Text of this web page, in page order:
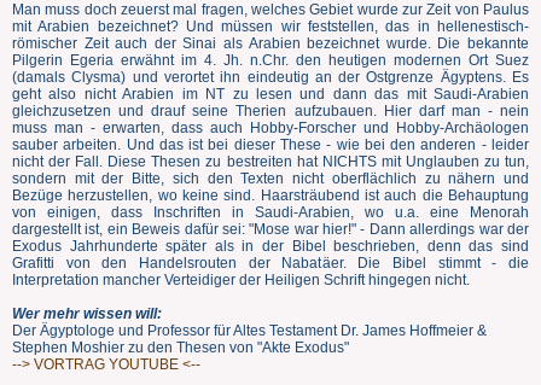
Man muss doch zeuerst mal fragen, welches Gebiet wurde zur Zeit von Paulus
mit Arabien bezeichnet? Und müssen wir feststellen, das in hellenestisch-
römischer Zeit auch der Sinai als Arabien bezeichnet wurde. Die bekannte
Pilgerin Egeria erwähnt im 4. Jh. n.Chr. den heutigen modernen Ort Suez
(damals Clysma) und verortet ihn eindeutig an der Ostgrenze Ägyptens. Es
geht also nicht Arabien im NT zu lesen und dann das mit Saudi-Arabien
gleichzusetzen und drauf seine Therien aufzubauen. Hier darf man - nein
muss man - erwarten, dass auch Hobby-Forscher und Hobby-Archäologen
sauber arbeiten. Und das ist bei dieser These - wie bei den anderen - leider
nicht der Fall. Diese Thesen zu bestreiten hat NICHTS mit Unglauben zu tun,
sondern mit der Bitte, sich den Texten nicht oberflächlich zu nähern und
Bezüge herzustellen, wo keine sind. Haarsträubend ist auch die Behauptung
von einigen, dass Inschriften in Saudi-Arabien, wo u.a. eine Menorah
dargestellt ist, ein Beweis dafür sei: "Mose war hier!" - Dann allerdings war der
Exodus Jahrhunderte später als in der Bibel beschrieben, denn das sind
Grafitti von den Handelsrouten der Nabatäer. Die Bibel stimmt - die
Interpretation mancher Verteidiger der Heiligen Schrift hingegen nicht.
Wer mehr wissen will:
Der Ägyptologe und Professor für Altes Testament Dr. James Hoffmeier &
Stephen Moshier zu den Thesen von "Akte Exodus"
--> VORTRAG YOUTUBE <--